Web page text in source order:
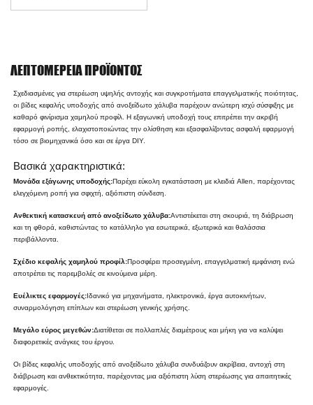
ΛΕΠΤΟΜΈΡΕΙΑ ΠΡΟΪΌΝΤΟΣ
Σχεδιασμένες για στερέωση υψηλής αντοχής και συγκροτήματα επαγγελματικής ποιότητας,
οι βίδες κεφαλής υποδοχής από ανοξείδωτο χάλυβα παρέχουν ανώτερη ισχύ σύσφιξης με
καθαρό φινίρισμα χαμηλού προφίλ. Η εξαγωνική υποδοχή τους επιτρέπει την ακριβή
εφαρμογή ροπής, ελαχιστοποιώντας την ολίσθηση και εξασφαλίζοντας ασφαλή εφαρμογή
τόσο σε βιομηχανικά όσο και σε έργα DIY.
Βασικά χαρακτηριστικά:
Μονάδα εξάγωνης υποδοχής:Παρέχει εύκολη εγκατάσταση με κλειδιά Allen, παρέχοντας
ελεγχόμενη ροπή για σφιχτή, αξιόπιστη σύνδεση.
Ανθεκτική κατασκευή από ανοξείδωτο χάλυβα:Αντιστέκεται στη σκουριά, τη διάβρωση
και τη φθορά, καθιστώντας το κατάλληλο για εσωτερικά, εξωτερικά και θαλάσσια
περιβάλλοντα.
Σχέδιο κεφαλής χαμηλού προφίλ:Προσφέρει προσεγμένη, επαγγελματική εμφάνιση ενώ
αποτρέπει τις παρεμβολές σε κινούμενα μέρη.
Ευέλικτες εφαρμογές:Ιδανικό για μηχανήματα, ηλεκτρονικά, έργα αυτοκινήτων,
συναρμολόγηση επίπλων και στερέωση γενικής χρήσης.
Μεγάλο εύρος μεγεθών:Διατίθεται σε πολλαπλές διαμέτρους και μήκη για να καλύψει
διαφορετικές ανάγκες του έργου.
Οι βίδες κεφαλής υποδοχής από ανοξείδωτο χάλυβα συνδυάζουν ακρίβεια, αντοχή στη
διάβρωση και ανθεκτικότητα, παρέχοντας μια αξιόπιστη λύση στερέωσης για απαιτητικές
εφαρμογές.